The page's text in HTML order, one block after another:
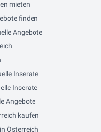
mieten
finden
Angebote
Inserate
Inserate
Angebote
kaufen
Österreich